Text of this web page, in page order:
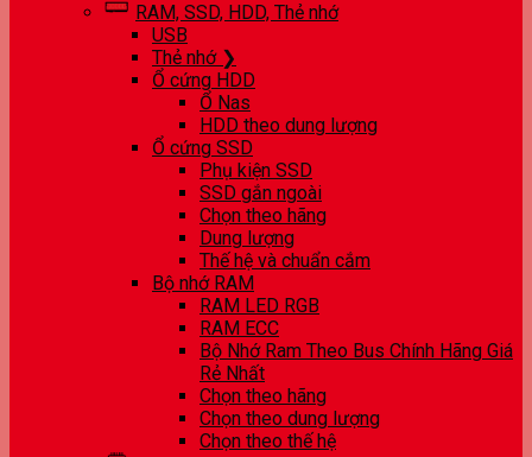
RAM, SSD, HDD, Thẻ nhớ
USB
Thẻ nhớ ❯
Ổ cứng HDD
Ổ Nas
HDD theo dung lượng
Ổ cứng SSD
Phụ kiện SSD
SSD gắn ngoài
Chọn theo hãng
Dung lượng
Thế hệ và chuẩn cắm
Bộ nhớ RAM
RAM LED RGB
RAM ECC
Bộ Nhớ Ram Theo Bus Chính Hãng Giá
Rẻ Nhất
Chọn theo hãng
Chọn theo dung lượng
Chọn theo thế hệ